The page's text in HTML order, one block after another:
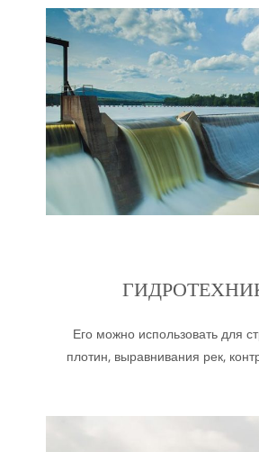
Его можно использовать для
плотин, выравнивания рек,